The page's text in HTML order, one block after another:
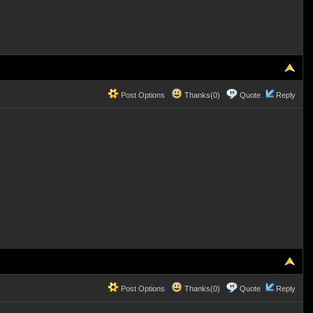
Post Options Thanks(0) Quote Reply
Post Options Thanks(0) Quote Reply